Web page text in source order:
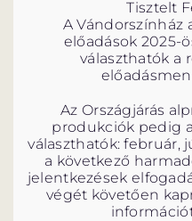
LÁZÁR ERVIN
PROGRAM
Tisztelt
A Vándorszínház
előadások 2025-
választhatók a
Az Országjárás
produkciók pedig
választhatók: február,
a következő
jelentkezések
végét követően